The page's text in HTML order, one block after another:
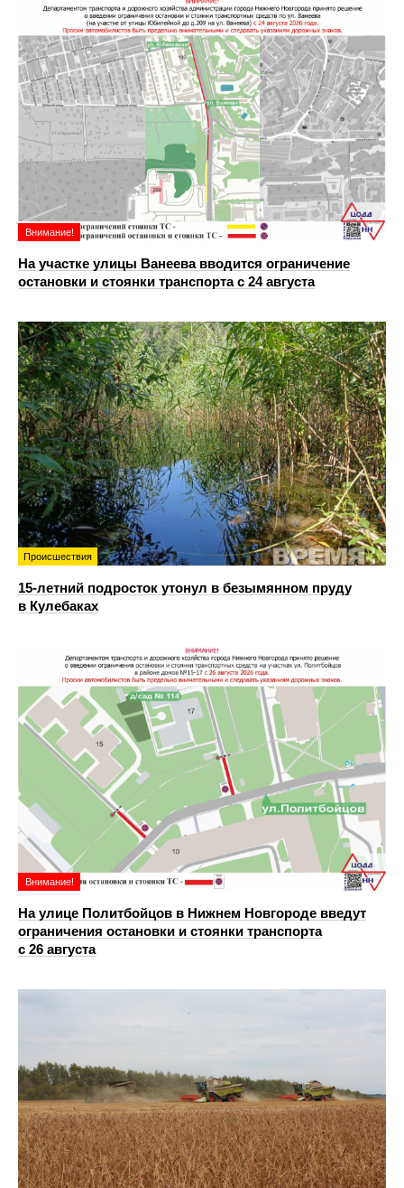
Внимание!
На участке улицы Ванеева вводится ограничение
остановки и стоянки транспорта с 24 августа
Происшествия
15-летний подросток утонул в безымянном пруду
в Кулебаках
Внимание!
На улице Политбойцов в Нижнем Новгороде введут
ограничения остановки и стоянки транспорта
с 26 августа